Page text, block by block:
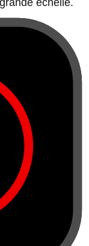
échelle.